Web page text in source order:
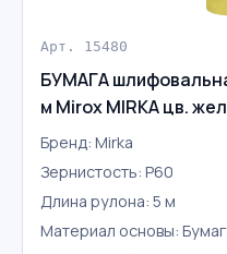
Арт. 15480
БУМАГА
м Mirox MIRKA цв.
Бренд: Mirka
Зернистость: Р60
Длина рулона: 5 м
Материал основы: